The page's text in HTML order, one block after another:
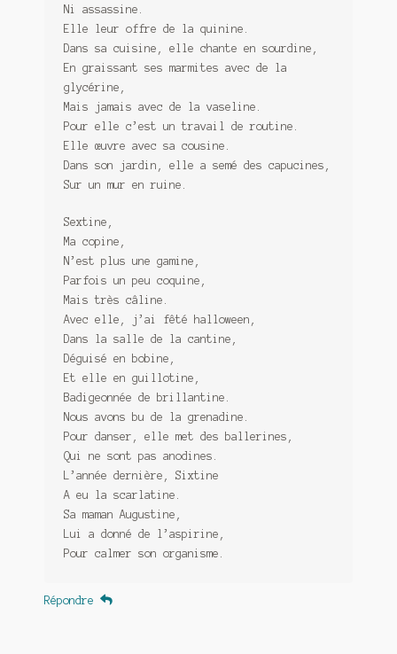
Ni assassine.
Elle leur offre de la quinine.
Dans sa cuisine, elle chante en sourdine,
En graissant ses marmites avec de la
glycérine,
Mais jamais avec de la vaseline.
Pour elle c’est un travail de routine.
Elle œuvre avec sa cousine.
Dans son jardin, elle a semé des capucines,
Sur un mur en ruine.
Sextine,
Ma copine,
N’est plus une gamine,
Parfois un peu coquine,
Mais très câline.
Avec elle, j’ai fêté halloween,
Dans la salle de la cantine,
Déguisé en bobine,
Et elle en guillotine,
Badigeonnée de brillantine.
Nous avons bu de la grenadine.
Pour danser, elle met des ballerines,
Qui ne sont pas anodines.
L’année dernière, Sixtine
A eu la scarlatine.
Sa maman Augustine,
Lui a donné de l’aspirine,
Pour calmer son organisme.
Répondre